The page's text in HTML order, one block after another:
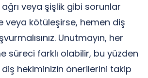
veya şişlik gibi sorunlar
veya kötüleşirse, hemen diş
Unutmayın, her
süreci farklı olabilir, bu yüzden
diş hekiminizin önerilerini takip